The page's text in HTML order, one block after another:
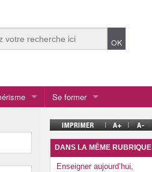
Se former
DANS LA MÊME RUBRIQUE
Enseigner aujourd’hui,